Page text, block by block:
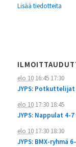
Lisää tiedotteita
elo 1016:45 17:30
JYPS: Potkuttelijat
elo 1017:30 18:45
JYPS: Nappulat 4-7
elo 1017:30 18:30
JYPS: BMX-ryhmä